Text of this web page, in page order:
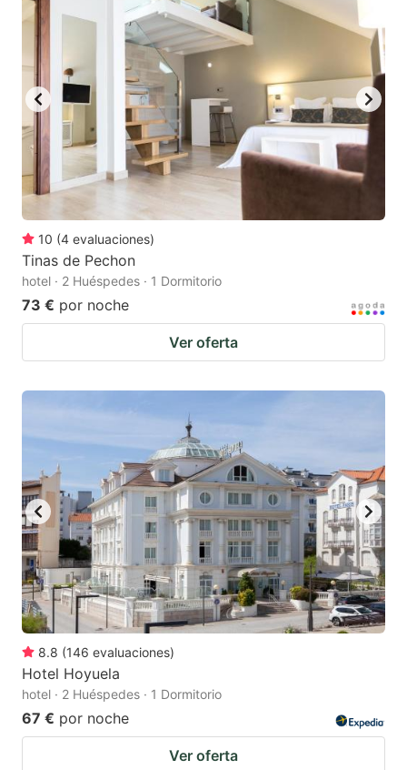
10 (4 evaluaciones)
Tinas de Pechon
hotel · 2 Huéspedes · 1 Dormitorio
73 € por noche
Ver oferta
8.8 (146 evaluaciones)
Hotel Hoyuela
hotel · 2 Huéspedes · 1 Dormitorio
67 € por noche
Ver oferta